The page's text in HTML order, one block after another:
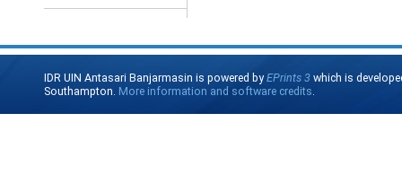
IDR UIN Antasari Banjarmasin is powered byEPrints 3 which is
Southampton. More information and software credits.